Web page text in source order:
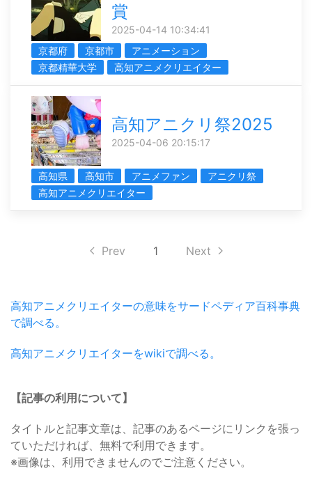
賞
2025-04-14 10:34:41
京都府
京都市
アニメーション
京都精華大学
高知アニメクリエイター
高知アニクリ祭2025
2025-04-06 20:15:17
高知県 高知市 アニメファン
アニクリ祭
高知アニメクリエイター
Prev 1 Next
高知アニメクリエイターの意味をサードペディア百科事典
で調べる。
高知アニメクリエイターをwikiで調べる。
【記事の利用について】
タイトルと記事文章は、記事のあるページにリンクを張っ
ていただければ、無料で利用できます。
※画像は、利用できませんのでご注意ください。